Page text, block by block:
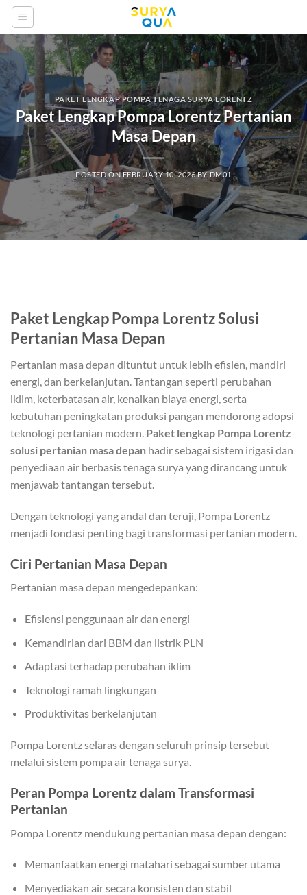
Skip
content
PAKET LENGKAP POMPA TENAGA SURYA LORENTZ
Paket Lengkap Pompa Lorentz Pertanian
Masa Depan
POSTED ONFEBRUARY 10, 2026BYDM01
Paket Lengkap Pompa Lorentz Solusi
Pertanian Masa Depan
Pertanian masa depan dituntut untuk lebih efisien, mandiri
energi, dan berkelanjutan. Tantangan seperti perubahan
iklim, keterbatasan air, kenaikan biaya energi, serta
kebutuhan peningkatan produksi pangan mendorong adopsi
teknologi pertanian modern. Paket lengkap Pompa Lorentz
solusi pertanian masa depan hadir sebagai sistem irigasi dan
penyediaan air berbasis tenaga surya yang dirancang untuk
menjawab tantangan tersebut.
Dengan teknologi yang andal dan teruji, Pompa Lorentz
menjadi fondasi penting bagi transformasi pertanian modern.
Ciri Pertanian Masa Depan
Pertanian masa depan mengedepankan:
Efisiensi penggunaan air dan energi
Kemandirian dari BBM dan listrik PLN
Adaptasi terhadap perubahan iklim
Teknologi ramah lingkungan
Produktivitas berkelanjutan
Pompa Lorentz selaras dengan seluruh prinsip tersebut
melalui sistem pompa air tenaga surya.
Peran Pompa Lorentz dalam Transformasi
Pertanian
Pompa Lorentz mendukung pertanian masa depan dengan:
Memanfaatkan energi matahari sebagai sumber utama
Menyediakan air secara konsisten dan stabil